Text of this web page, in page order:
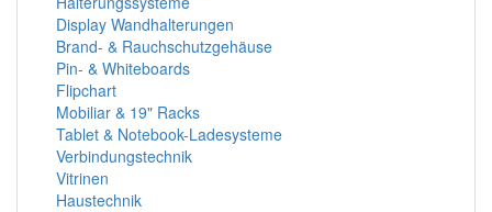
Display Wandhalterungen
Brand- & Rauchschutzgehäuse
Pin- & Whiteboards
Flipchart
Mobiliar & 19" Racks
Tablet & Notebook-Ladesysteme
Verbindungstechnik
Vitrinen
Haustechnik